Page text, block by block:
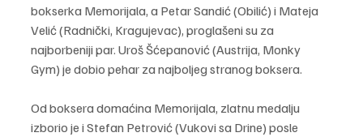
bokserka Memorijala, a Petar Sandić (Obilić) i Mateja
Velić (Radnički, Kragujevac), proglašeni su za
najborbeniji par. Uroš Šćepanović (Austrija, Monky
Gym) je dobio pehar za najboljeg stranog boksera.
Od boksera domaćina Memorijala, zlatnu medalju
izborio je i Stefan Petrović (Vukovi sa Drine) posle